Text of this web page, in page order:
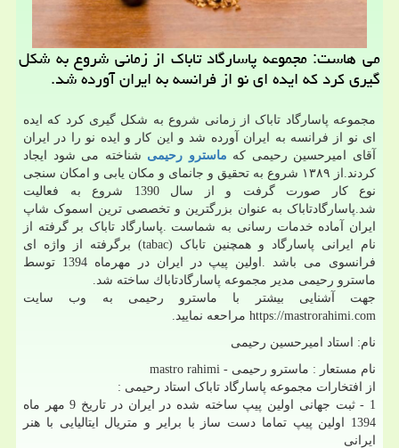
می هاست: مجموعه پاسارگاد تاباك از زمانی شروع به شكل
گیری كرد كه ایده ای نو از فرانسه به ایران آورده شد.
مجموعه پاسارگاد تاباک از زمانی شروع به شکل گیری کرد که ایده
ای نو از فرانسه به ایران آورده شد و این کار و ایده نو را در ایران
آقای اميرحسين رحيمی كه ماسترو رحيمی شناخته می شود ایجاد
کردند.از ١٣٨٩ شروع به تحقیق و جانمای و مکان یابی و امکان سنجی
نوع کار صورت گرفت و از سال 1390 شروع به فعالیت
شد.پاسارگادتاباک به عنوان بزرگترین و تخصصی ترین اسموک شاپ
ایران آماده خدمات رسانی به شماست .پاسارگاد تاباک بر گرفته از
نام ایرانی پاسارگاد و همچنین تاباک (tabac) برگرفته از واژه ای
فرانسوی می باشد .اولين پيپ در ايران در مهرماه 1394 توسط
ماسترو رحیمی مدیر مجموعه پاسارگادتاباك ساخته شد.
جهت آشنایی بیشتر با ماسترو رحیمی به وب سایت
https://mastrorahimi.com مراحعه نمایید.
نام: استاد اميرحسين رحيمى
نام مستعار : ماسترو رحیمی - mastro rahimi
از افتخارات مجموعه پاسارگاد تاباک استاد رحیمی :
1 - ثبت جهانی اولین پیپ ساخته شده در ايران در تاریخ 9 مهر ماه
1394 اولین پیپ تماما دست ساز با برایر و متریال ایتالیایی با هنر
ایرانی